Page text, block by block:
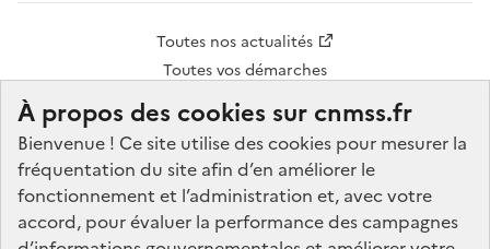
À propos des cookies sur cnmss.fr
Bienvenue ! Ce site utilise des cookies pour mesurer la
fréquentation du site afin d’en améliorer le
fonctionnement et l’administration et, avec votre
accord, pour évaluer la performance des campagnes
pied
de
page
Toutes nos actualités
Toutes vos démarches
Réseaux
sociaux